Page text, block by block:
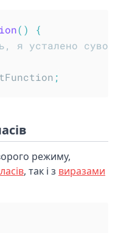
( )
{
я усталено
;
режиму,
, так і з виразами